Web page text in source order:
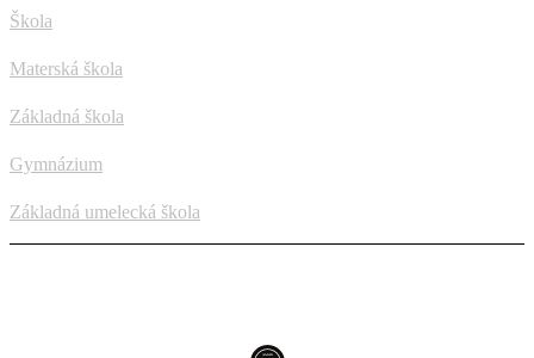
Škola
Materská škola
Základná škola
Gymnázium
Základná umelecká škola